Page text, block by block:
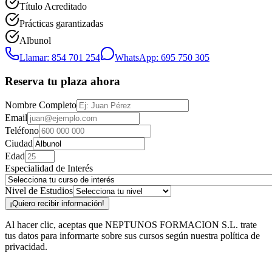
Título Acreditado
Prácticas garantizadas
Albunol
Llamar: 854 701 254
WhatsApp: 695 750 305
Reserva tu plaza ahora
Nombre Completo
Email
Teléfono
Ciudad
Edad
Especialidad de Interés
Nivel de Estudios
¡Quiero recibir información!
Al hacer clic, aceptas que NEPTUNOS FORMACION S.L. trate
tus datos para informarte sobre sus cursos según nuestra política de
privacidad.